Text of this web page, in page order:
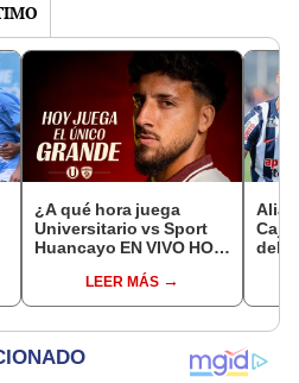
¿A qué hora juega
Universitario vs Sport
Huancayo EN VIVO HOY
Torneo Apertura de la
Liga 1?
LEER MÁS
del